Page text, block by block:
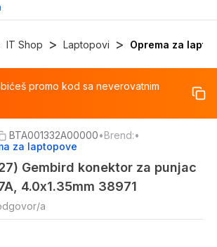
IT Shop > Laptopovi > Oprema za
%
promo kod sa neverovatnim
BTA001332A00000•Brend:•
za laptopove
Gembird konektor za punjac
4.0x1.35mm 38971
a